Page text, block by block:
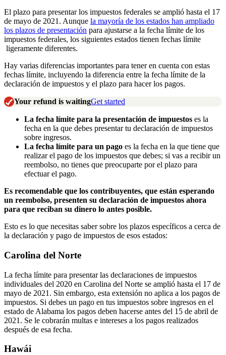
El plazo para presentar los impuestos federales se amplió hasta el 17
de mayo de 2021. Aunque la mayoría de los estados han ampliado
los plazos de presentación para ajustarse a la fecha límite de los
impuestos federales, los siguientes estados tienen fechas límite
ligeramente diferentes.
Hay varias diferencias importantes para tener en cuenta con estas
fechas límite, incluyendo la diferencia entre la fecha límite de la
declaración de impuestos y el plazo para hacer los pagos.
Your refund is waitingGet started
La fecha límite para la presentación de impuestos es la
fecha en la que debes presentar tu declaración de impuestos
sobre ingresos.
La fecha límite para un pago es la fecha en la que tiene que
realizar el pago de los impuestos que debes; si vas a recibir un
reembolso, no tienes que preocuparte por el plazo para
efectuar el pago.
Es recomendable que los contribuyentes, que están esperando
un reembolso, presenten su declaración de impuestos ahora
para que reciban su dinero lo antes posible.
Esto es lo que necesitas saber sobre los plazos específicos a cerca de
la declaración y pago de impuestos de esos estados:
Carolina del Norte
La fecha límite para presentar las declaraciones de impuestos
individuales del 2020 en Carolina del Norte se amplió hasta el 17 de
mayo de 2021. Sin embargo, esta extensión no aplica a los pagos de
impuestos. Si debes un pago en tus impuestos sobre ingresos en el
estado de Alabama los pagos deben hacerse antes del 15 de abril de
2021. Se le cobrarán multas e intereses a los pagos realizados
después de esa fecha.
Hawái